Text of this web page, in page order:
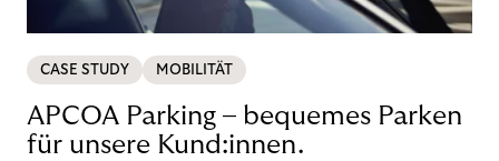
CASE STUDY MOBILITÄT
APCOA Parking – bequemes Parken
für unsere Kund:innen.